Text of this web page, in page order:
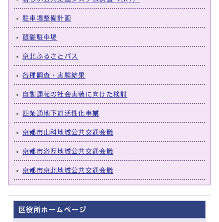
駐車場整備計画
醍醐駐車場
京北ふるさとバス
各種調査・実験結果
自動運転の社会実装に向けた検討
四条通地下道活性化事業
京都市山科地域公共交通会議
京都市洛西地域公共交通会議
京都市京北地域公共交通会議
区役所ホームページ